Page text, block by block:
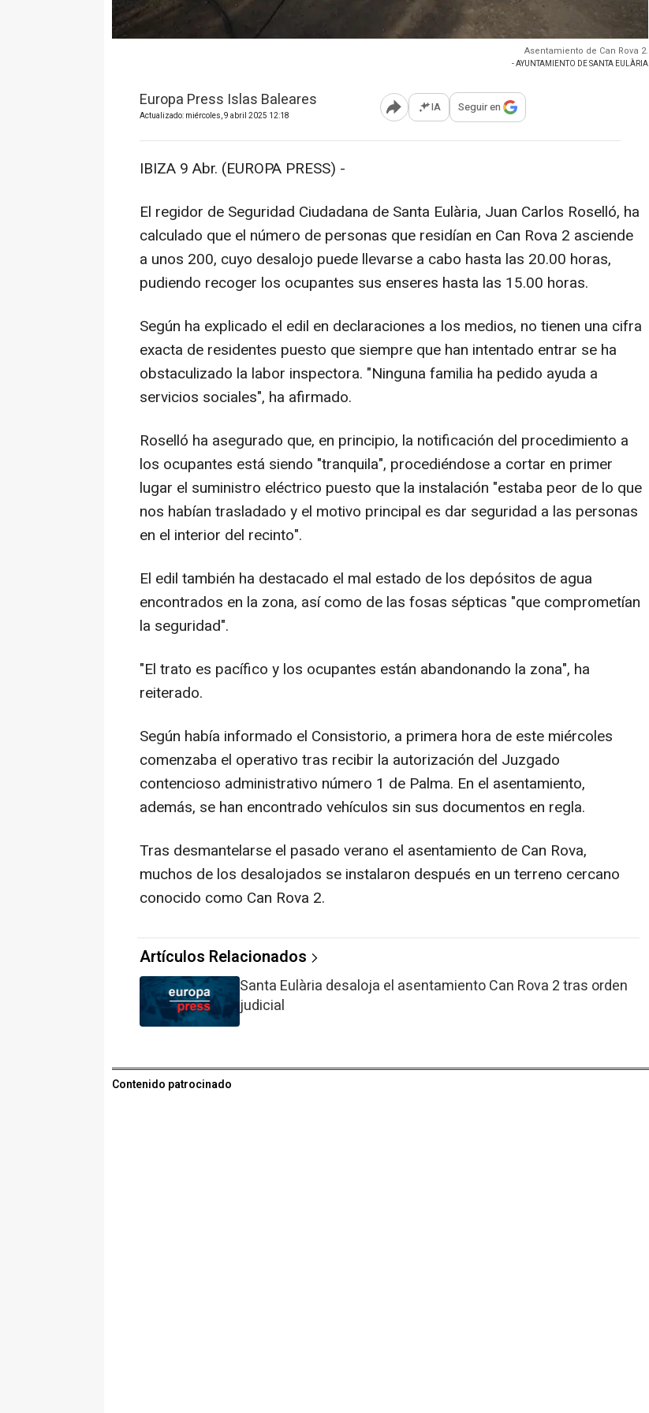
Asentamiento de Can Rova 2.
- AYUNTAMIENTO DE SANTA EULÀRIA
Europa Press Islas Baleares
Actualizado: miércoles, 9 abril 2025 12:18 Abrir opciones para compartir
IA Seguir en
IBIZA 9 Abr. (EUROPA PRESS) -
El regidor de Seguridad Ciudadana de Santa Eulària, Juan Carlos Roselló, ha
calculado que el número de personas que residían en Can Rova 2 asciende
a unos 200, cuyo desalojo puede llevarse a cabo hasta las 20.00 horas,
pudiendo recoger los ocupantes sus enseres hasta las 15.00 horas.
Según ha explicado el edil en declaraciones a los medios, no tienen una cifra
exacta de residentes puesto que siempre que han intentado entrar se ha
obstaculizado la labor inspectora. "Ninguna familia ha pedido ayuda a
servicios sociales", ha afirmado.
Roselló ha asegurado que, en principio, la notificación del procedimiento a
los ocupantes está siendo "tranquila", procediéndose a cortar en primer
lugar el suministro eléctrico puesto que la instalación "estaba peor de lo que
nos habían trasladado y el motivo principal es dar seguridad a las personas
en el interior del recinto".
El edil también ha destacado el mal estado de los depósitos de agua
encontrados en la zona, así como de las fosas sépticas "que comprometían
la seguridad".
"El trato es pacífico y los ocupantes están abandonando la zona", ha
reiterado.
Según había informado el Consistorio, a primera hora de este miércoles
comenzaba el operativo tras recibir la autorización del Juzgado
contencioso administrativo número 1 de Palma. En el asentamiento,
además, se han encontrado vehículos sin sus documentos en regla.
Tras desmantelarse el pasado verano el asentamiento de Can Rova,
muchos de los desalojados se instalaron después en un terreno cercano
conocido como Can Rova 2.
Artículos Relacionados
Santa Eulària desaloja el asentamiento Can Rova 2 tras orden
judicial
Contenido patrocinado